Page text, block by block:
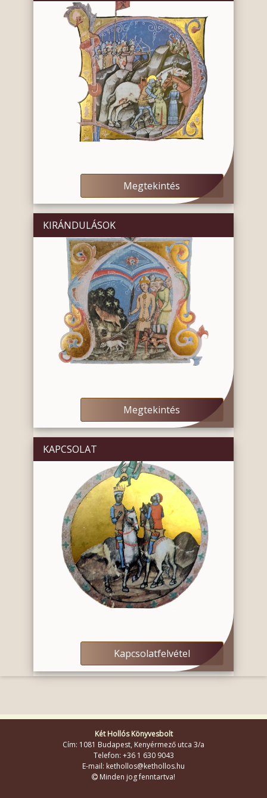
Megtekintés
KIRÁNDULÁSOK
Megtekintés
KAPCSOLAT
Kapcsolatfelvétel
Két Hollós Könyvesbolt
Cím: 1081 Budapest, Kenyérmező utca 3/a
Telefon: +36 1 630 9043
E-mail: kethollos@kethollos.hu
Minden jog fenntartva!